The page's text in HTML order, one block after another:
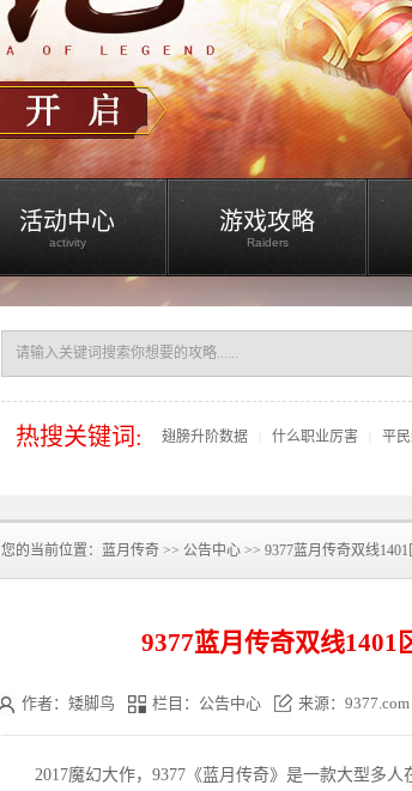
活动中心
activity
游戏攻略
Raiders
热搜关键词: 翅膀升阶数据 什么职业厉害 平
您的当前位置： 蓝月传奇 >> 公告中心 >> 9377蓝月传奇双线
9377蓝月传奇双线1401
作者：矮脚鸟 栏目：公告中心 来源：9377.com
2017魔幻大作，9377《蓝月传奇》是一款大型多人